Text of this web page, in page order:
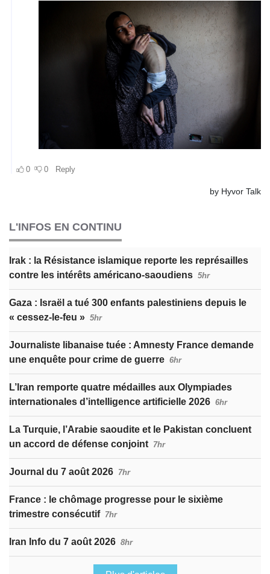
L'INFOS EN CONTINU
Irak : la Résistance islamique reporte les représailles
contre les intérêts américano-saoudiens 5hr
Gaza : Israël a tué 300 enfants palestiniens depuis le
« cessez-le-feu » 5hr
Journaliste libanaise tuée : Amnesty France demande
une enquête pour crime de guerre 6hr
L’Iran remporte quatre médailles aux Olympiades
internationales d’intelligence artificielle 2026 6hr
La Turquie, l’Arabie saoudite et le Pakistan concluent
un accord de défense conjoint 7hr
Journal du 7 août 2026 7hr
France : le chômage progresse pour le sixième
trimestre consécutif 7hr
Iran Info du 7 août 2026 8hr